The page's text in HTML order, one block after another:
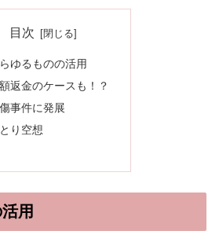
目次
ゆるものの活用
返金のケースも！？
事件に発展
り空想
用